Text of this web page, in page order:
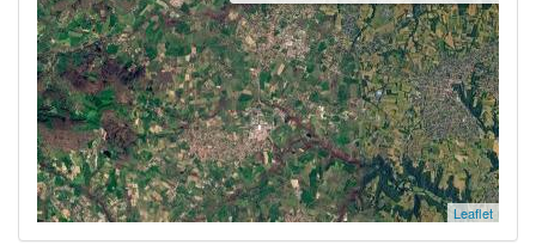
Leaflet